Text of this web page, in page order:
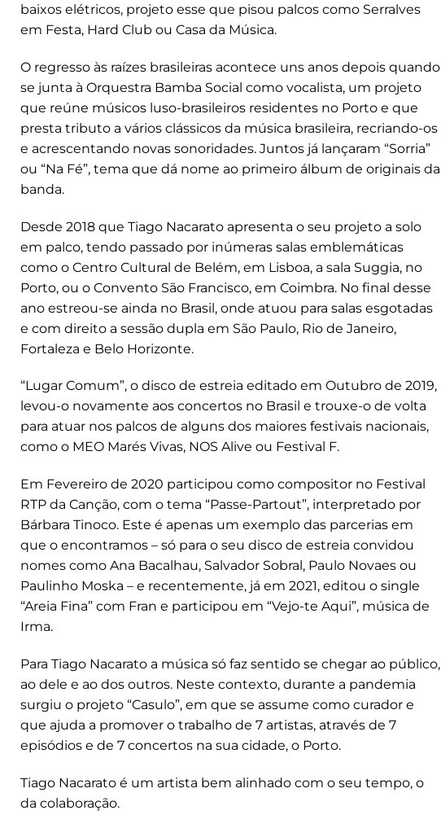
baixos elétricos, projeto esse que pisou palcos como Serralves
em Festa, Hard Club ou Casa da Música.
O regresso às raízes brasileiras acontece uns anos depois quando
se junta à Orquestra Bamba Social como vocalista, um projeto
que reúne músicos luso-brasileiros residentes no Porto e que
presta tributo a vários clássicos da música brasileira, recriando-os
e acrescentando novas sonoridades. Juntos já lançaram “Sorria”
ou “Na Fé”, tema que dá nome ao primeiro álbum de originais da
banda.
Desde 2018 que Tiago Nacarato apresenta o seu projeto a solo
em palco, tendo passado por inúmeras salas emblemáticas
como o Centro Cultural de Belém, em Lisboa, a sala Suggia, no
Porto, ou o Convento São Francisco, em Coimbra. No final desse
ano estreou-se ainda no Brasil, onde atuou para salas esgotadas
e com direito a sessão dupla em São Paulo, Rio de Janeiro,
Fortaleza e Belo Horizonte.
“Lugar Comum”, o disco de estreia editado em Outubro de 2019,
levou-o novamente aos concertos no Brasil e trouxe-o de volta
para atuar nos palcos de alguns dos maiores festivais nacionais,
como o MEO Marés Vivas, NOS Alive ou Festival F.
Em Fevereiro de 2020 participou como compositor no Festival
RTP da Canção, com o tema “Passe-Partout”, interpretado por
Bárbara Tinoco. Este é apenas um exemplo das parcerias em
que o encontramos – só para o seu disco de estreia convidou
nomes como Ana Bacalhau, Salvador Sobral, Paulo Novaes ou
Paulinho Moska – e recentemente, já em 2021, editou o single
“Areia Fina” com Fran e participou em “Vejo-te Aqui”, música de
Irma.
Para Tiago Nacarato a música só faz sentido se chegar ao público,
ao dele e ao dos outros. Neste contexto, durante a pandemia
surgiu o projeto “Casulo”, em que se assume como curador e
que ajuda a promover o trabalho de 7 artistas, através de 7
episódios e de 7 concertos na sua cidade, o Porto.
Tiago Nacarato é um artista bem alinhado com o seu tempo, o
da colaboração.